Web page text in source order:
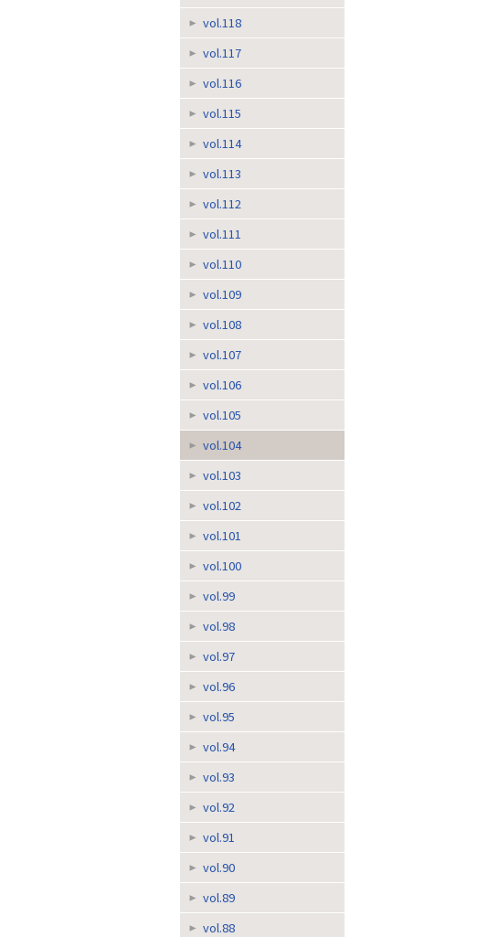
vol.118
vol.117
vol.116
vol.115
vol.114
vol.113
vol.112
vol.111
vol.110
vol.109
vol.108
vol.107
vol.106
vol.105
vol.104
vol.103
vol.102
vol.101
vol.100
vol.99
vol.98
vol.97
vol.96
vol.95
vol.94
vol.93
vol.92
vol.91
vol.90
vol.89
vol.88